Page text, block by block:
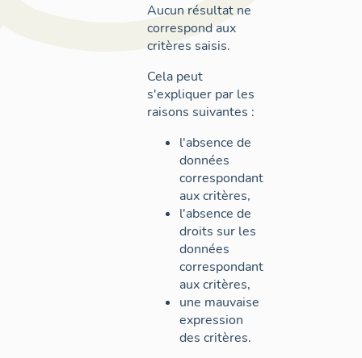
Aucun résultat ne
correspond aux
critères saisis.
Cela peut
s'expliquer par les
raisons suivantes :
l'absence de
données
correspondant
aux critères,
l'absence de
droits sur les
données
correspondant
aux critères,
une mauvaise
expression
des critères.